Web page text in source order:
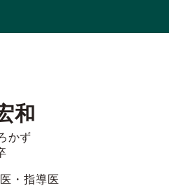
和
かず
・指導医